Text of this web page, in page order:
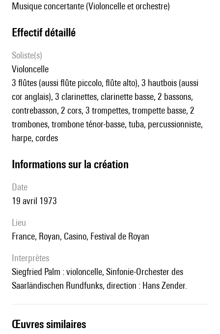
Musique concertante (Violoncelle et orchestre)
effectif détaillé
Soliste(s)
violoncelle
3 flûtes (aussi flûte piccolo, flûte alto), 3 hautbois (aussi
cor anglais), 3 clarinettes, clarinette basse, 2 bassons,
contrebasson, 2 cors, 3 trompettes, trompette basse, 2
trombones, trombone ténor-basse, tuba, percussionniste,
harpe, cordes
informations sur la création
date
19 avril 1973
lieu
France, Royan, Casino, Festival de Royan
interprètes
Siegfried Palm : violoncelle, Sinfonie-Orchester des
Saarländischen Rundfunks, direction : Hans Zender.
œuvres similaires